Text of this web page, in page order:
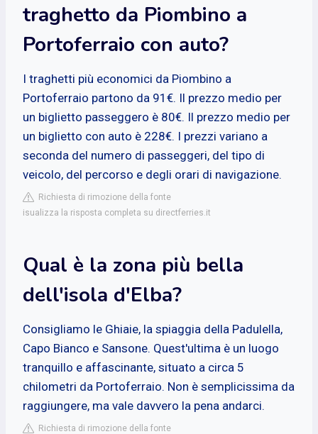
traghetto da Piombino a
Portoferraio con auto?
I traghetti più economici da Piombino a
Portoferraio partono da 91€. Il prezzo medio per
un biglietto passeggero è 80€. Il prezzo medio per
un biglietto con auto è 228€. I prezzi variano a
seconda del numero di passeggeri, del tipo di
veicolo, del percorso e degli orari di navigazione.
Richiesta di rimozione della fonte
isualizza la risposta completa su directferries.it
Qual è la zona più bella
dell'isola d'Elba?
Consigliamo le Ghiaie, la spiaggia della Padulella,
Capo Bianco e Sansone. Quest'ultima è un luogo
tranquillo e affascinante, situato a circa 5
chilometri da Portoferraio. Non è semplicissima da
raggiungere, ma vale davvero la pena andarci.
Richiesta di rimozione della fonte